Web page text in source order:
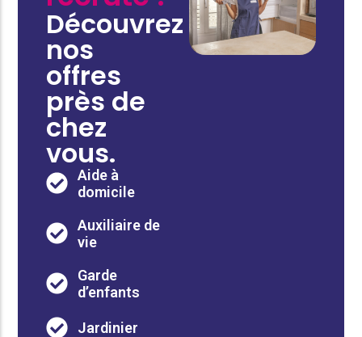
Découvrez
nos
offres
près de
chez
vous.
Aide à
domicile
Auxiliaire de
vie
Garde
d’enfants
Jardinier